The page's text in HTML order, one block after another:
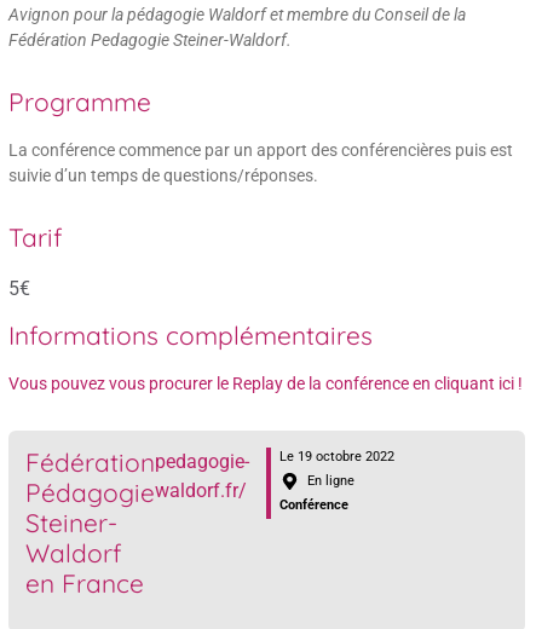
Fédération
Pédagogie
Steiner-
Waldorf
en France
pedagogie-
waldorf.fr/
Le 19 octobre 2022
En ligne
Conférence
Avignon pour la pédagogie Waldorf et membre du Conseil de la
Fédération Pedagogie Steiner-Waldorf.
Programme
La conférence commence par un apport des conférencières puis est
suivie d’un temps de questions/réponses.
Tarif
5€
Informations complémentaires
Vous pouvez vous procurer le Replay de la conférence en cliquant ici !